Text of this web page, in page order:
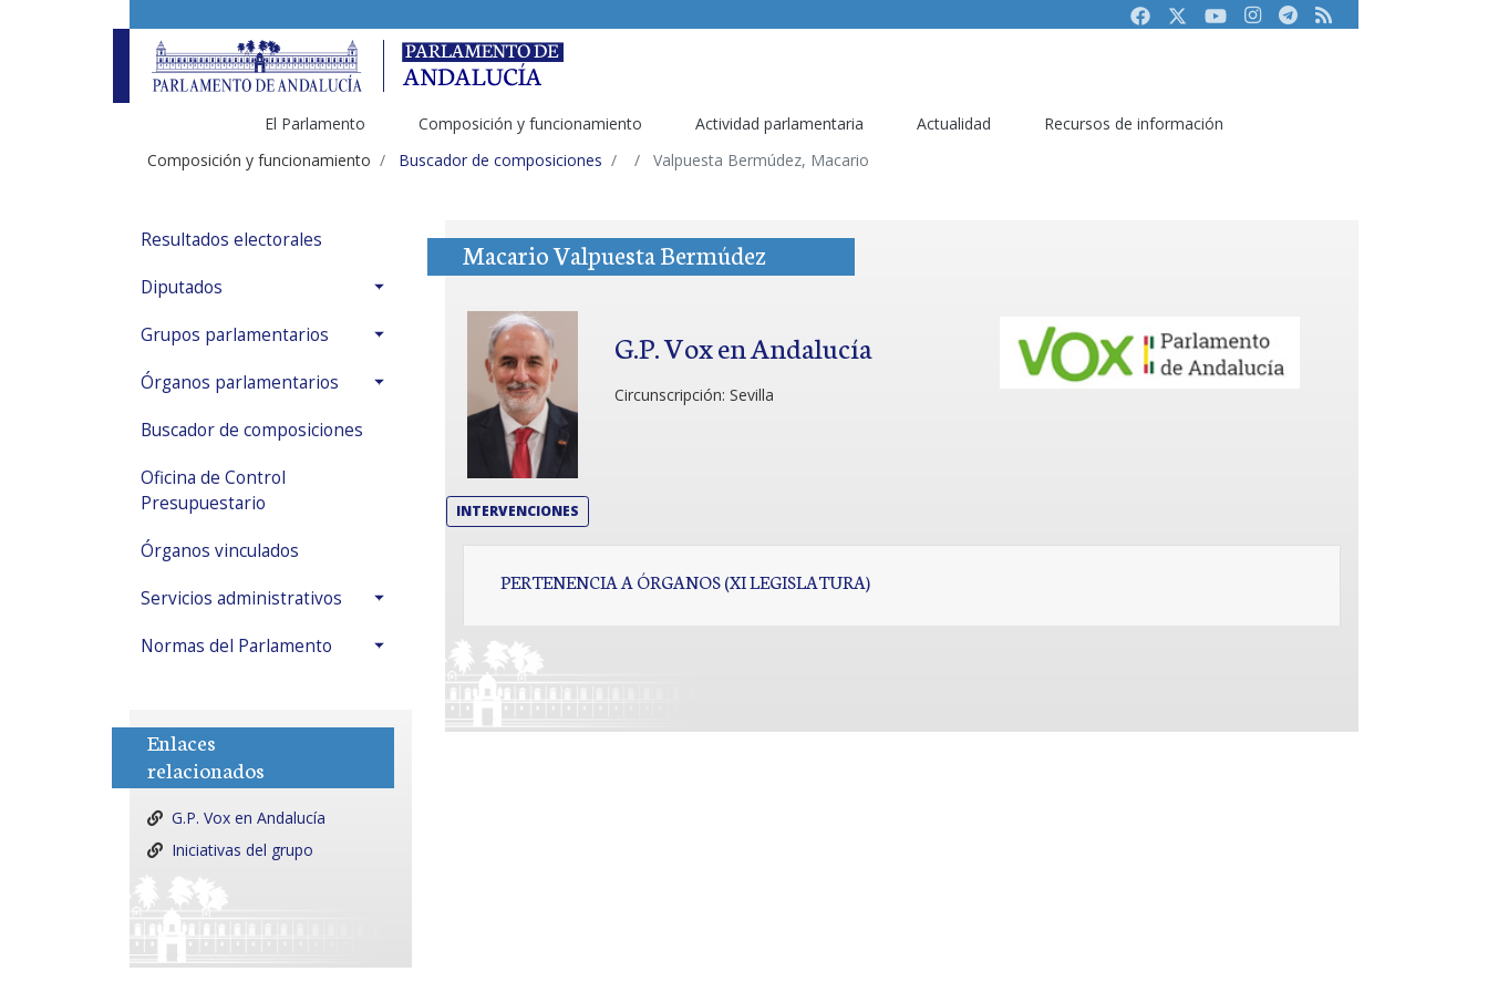
FacebookTwitterYoutubeInstagram
Telegram
RSS
El Parlamento Composición y funcionamiento Actividad parlamentaria Actualidad
Recursos de información
Composición y funcionamiento
Buscador de composiciones Valpuesta Bermúdez, Macario
Resultados electorales
Diputados
Grupos parlamentarios
Órganos parlamentarios
Buscador de composiciones
Oficina de Control
Presupuestario
Órganos vinculados
Servicios administrativos
Normas del Parlamento
Enlaces
relacionados
G.P. Vox en Andalucía
Iniciativas del grupo
Macario Valpuesta Bermúdez
G.P. Vox en Andalucía
Circunscripción: Sevilla
INTERVENCIONES
PERTENENCIA A ÓRGANOS (XI LEGISLATURA)